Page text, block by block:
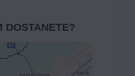
DOSTANETE?